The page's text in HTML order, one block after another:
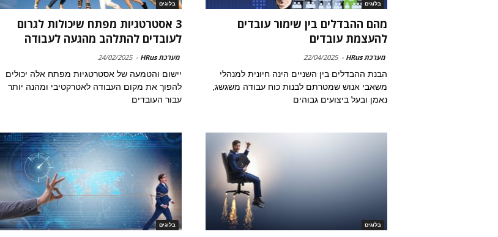
בלוגים
מהם ההבדלים בין שימור עובדים
להעצמת עובדים
מערכת HRus -
22/04/2025
הבנת ההבדלים בין השניים הינה חיונית למנהלי
משאבי אנוש שמטרתם לבנות כוח עבודה משגשג,
נאמן ובעל ביצועים גבוהים
בלוגים
3 אסטרטגיות מפתח שיכולות לגרום
לעובדים להתלהב מהגעה לעבודה
מערכת HRus -
24/02/2025
יישום והטמעה של אסטרטגיות מפתח אלה יכולים
להפוך את מקום העבודה לאטרקטיבי ומהנה יותר
עבור העובדים
בלוגים בלוגים